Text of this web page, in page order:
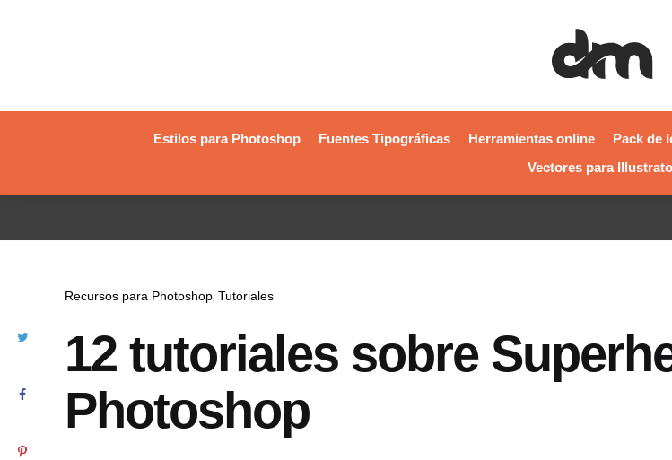
Estilos para Photoshop Fuentes Tipográficas Herramientas online Pack de
Vectores para
Recursos para Photoshop Tutoriales
12 tutoriales sobre
Photoshop